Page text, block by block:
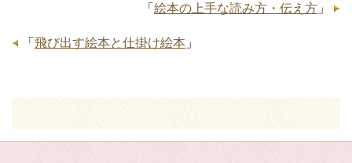
「 絵本の上手な読み方・伝え方 」
「 飛び出す絵本と仕掛け絵本 」